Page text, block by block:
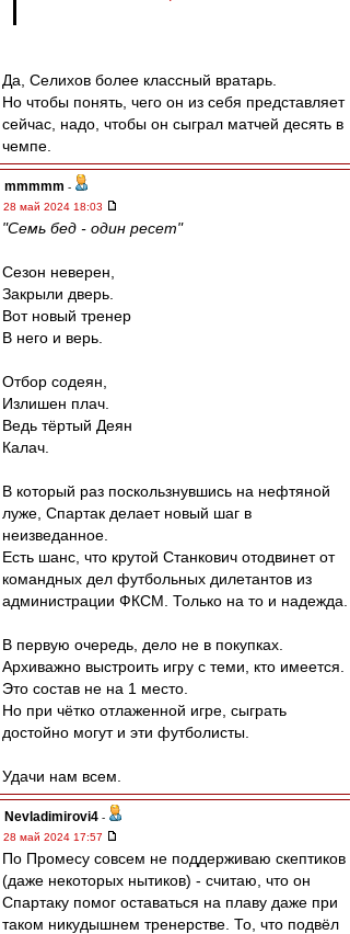
Да, Селихов более классный вратарь.
Но чтобы понять, чего он из себя представляет
сейчас, надо, чтобы он сыграл матчей десять в
чемпе.
mmmmm -
28 май 2024 18:03
"Семь бед - один ресет"
Сезон неверен,
Закрыли дверь.
Вот новый тренер
В него и верь.
Отбор содеян,
Излишен плач.
Ведь тёртый Деян
Калач.
В который раз поскользнувшись на нефтяной
луже, Спартак делает новый шаг в
неизведанное.
Есть шанс, что крутой Станкович отодвинет от
командных дел футбольных дилетантов из
администрации ФКСМ. Только на то и надежда.
В первую очередь, дело не в покупках.
Архиважно выстроить игру с теми, кто имеется.
Это состав не на 1 место.
Но при чётко отлаженной игре, сыграть
достойно могут и эти футболисты.
Удачи нам всем.
Nevladimirovi4 -
28 май 2024 17:57
По Промесу совсем не поддерживаю скептиков
(даже некоторых нытиков) - считаю, что он
Спартаку помог оставаться на плаву даже при
таком никудышнем тренерстве. То, что подвёл